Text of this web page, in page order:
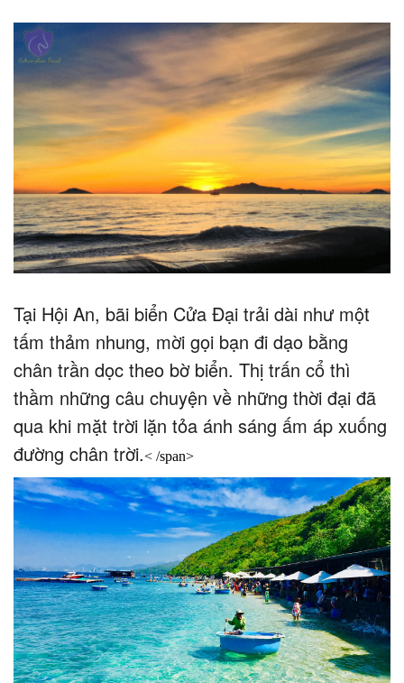
Tại Hội An, bãi biển Cửa Đại trải dài như một
tấm thảm nhung, mời gọi bạn đi dạo bằng
chân trần dọc theo bờ biển. Thị trấn cổ thì
thầm những câu chuyện về những thời đại đã
qua khi mặt trời lặn tỏa ánh sáng ấm áp xuống
đường chân trời.< /span>